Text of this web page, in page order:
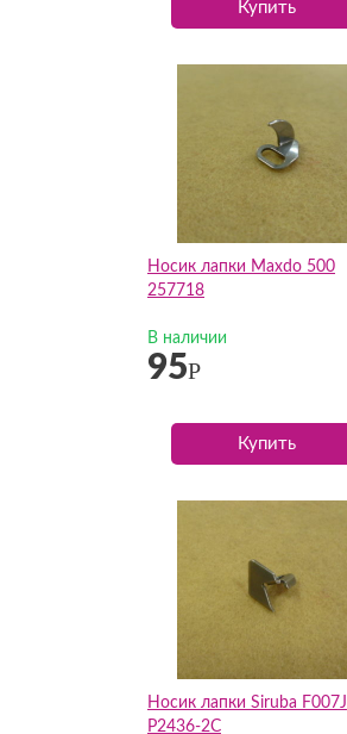
Купить
Носик лапки Maxdo 500
257718
В наличии
95Р
Купить
Носик лапки Siruba F007J
P2436-2C